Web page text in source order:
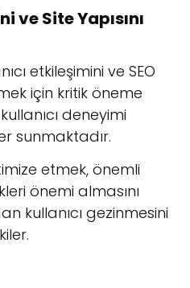
ve Site Yapısını
etkileşimini ve SEO
için kritik öneme
deneyimi
sunmaktadır.
etmek, önemli
önemi almasını
kullanıcı gezinmesini